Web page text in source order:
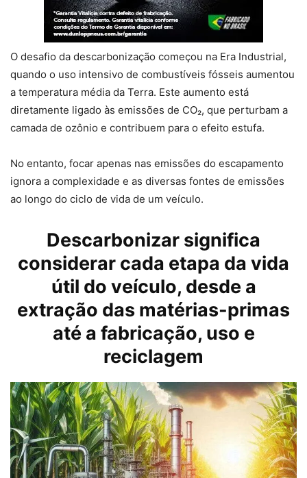
O desafio da descarbonização começou na Era Industrial,
quando o uso intensivo de combustíveis fósseis aumentou
a temperatura média da Terra. Este aumento está
diretamente ligado às emissões de CO₂, que perturbam a
camada de ozônio e contribuem para o efeito estufa.
No entanto, focar apenas nas emissões do escapamento
ignora a complexidade e as diversas fontes de emissões
ao longo do ciclo de vida de um veículo.
Descarbonizar significa
considerar cada etapa da vida
útil do veículo, desde a
extração das matérias-primas
até a fabricação, uso e
reciclagem